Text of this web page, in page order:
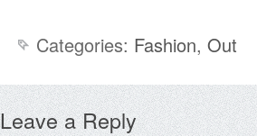
Categories: Fashion, Out
Leave a Reply